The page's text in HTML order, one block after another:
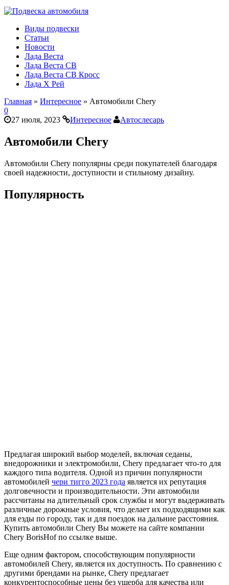
Виды подвески
Статьи
Новости
Лада Веста
Лада Веста СВ
Лада Веста СВ Кросс
Лада Х Рей
Главная » Интересное » Автомобили Chery
0
27 июля, 2023
Интересное Автослесарь
Автомобили Chery
Автомобили Chery популярны среди покупателей благодаря
своей надежности, доступности и стильному дизайну.
Популярность
Предлагая широкий выбор моделей, включая седаны,
внедорожники и электромобили, Chery предлагает что-то для
каждого типа водителя. Одной из причин популярности
автомобилей чери тигго 2023 года является их репутация
долговечности и производительности. Эти автомобили
рассчитаны на длительный срок службы и могут выдерживать
различные дорожные условия, что делает их подходящими как
для езды по городу, так и для поездок на дальние расстояния.
Купить автомобили Chery Вы можете на сайте компании
Chery BorisHof по ссылке выше.
Еще одним фактором, способствующим популярности
автомобилей Chery, является их доступность. По сравнению с
другими брендами на рынке, Chery предлагает
конкурентоспособные цены без ущерба для качества или